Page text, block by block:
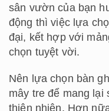
sân vườn của bạn
động thì việc lựa
đại, kết hợp với
chọn tuyệt vời.
Nên lựa chọn bàn
mây tre để mang lại
thiên nhiên. Hơn